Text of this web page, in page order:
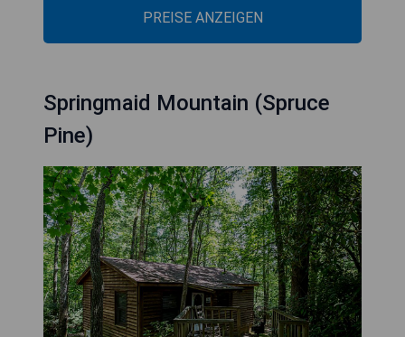
PREISE ANZEIGEN
Springmaid Mountain (Spruce
Pine)